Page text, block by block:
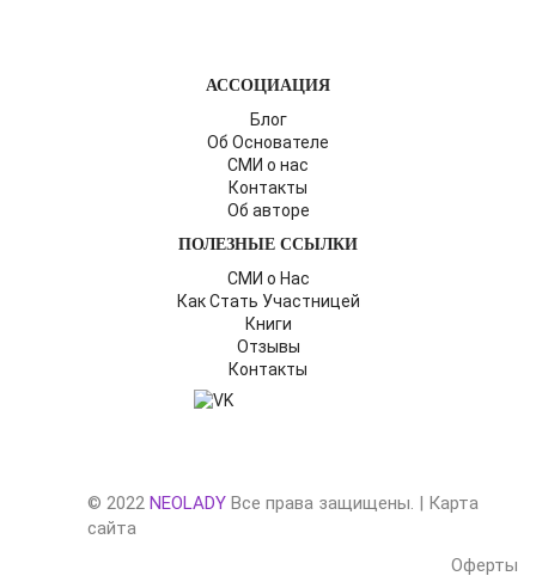
АССОЦИАЦИЯ
Блог
Об Основателе
СМИ о нас
Контакты
Об авторе
ПОЛЕЗНЫЕ ССЫЛКИ
СМИ о Нас
Как Стать Участницей
Книги
Отзывы
Контакты
© 2022 NEOLADY Все права защищены. |
Карта
сайта
Оферты